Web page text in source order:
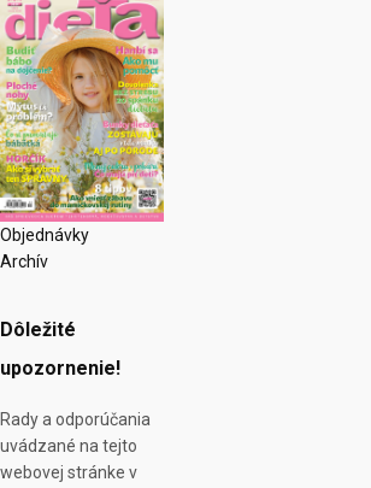
Objednávky
Archív
Dôležité
upozornenie!
Rady a odporúčania
uvádzané na tejto
webovej stránke v